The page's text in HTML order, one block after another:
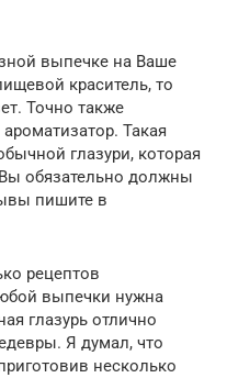
выпечке на Ваше
краситель, то
Точно также
Такая
глазури, которая
обязательно должны
пишите в
рецептов
выпечки нужна
глазурь отлично
Я думал, что
несколько